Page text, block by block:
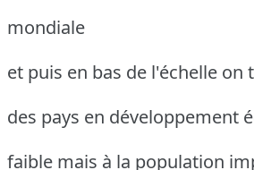
mondiale
et puis en bas de l'échelle on
des pays en développement
faible mais à la population